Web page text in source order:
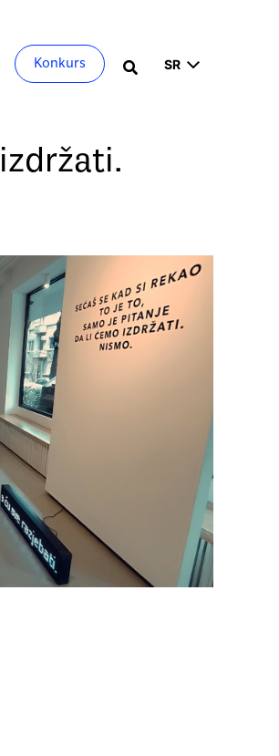
Konkurs Претрага
jezik